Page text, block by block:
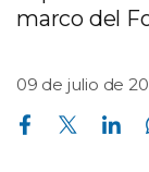
marco del
09 de julio de
Compartir en Facebook Compartir en Twitter Compartir en Linkedin